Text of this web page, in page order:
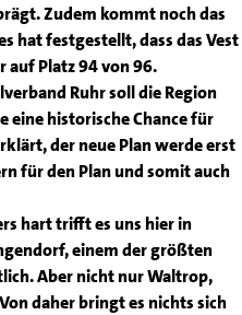
Zudem kommt noch das
hat festgestellt, dass das Vest
auf Platz 94 von 96.
Ruhr soll die Region
eine historische Chance für
der neue Plan werde erst
für den Plan und somit auch
hart trifft es uns hier in
einem der größten
Aber nicht nur Waltrop,
daher bringt es nichts sich